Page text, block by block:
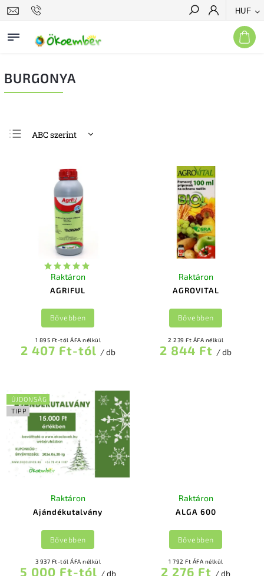
HUF
Keresés
BURGONYA
Legolcsóbb elöl
Legdrágább
Legnépszerűbb
termékek
ABC szerint
AGRIFUL
Raktáron
1 895 Ft-tól ÁFA nélkül
2 407 Ft-tól / db
Bővebben
AGROVITAL
Raktáron
2 239 Ft ÁFA nélkül
2 844 Ft / db
Bővebben
ÚJDONSÁG
TIPP
Ajándékutalvány
Raktáron
3 937 Ft-tól ÁFA nélkül
5 000 Ft-tól / db
Bővebben
ALGA 600
Raktáron
1 792 Ft ÁFA nélkül
2 276 Ft / db
Bővebben